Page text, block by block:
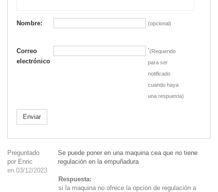
Nombre: (opcional)
Correo
electrónico
*(Requerido
para ser
notificado
cuando haya
una respuesta)
Enviar
Preguntado
por Enric
en 03/12/2023
Se puede poner en una maquina cea que no tiene
regulación en la empuñadura
Respuesta:
si la maquina no ofrece la opcion de regulación a